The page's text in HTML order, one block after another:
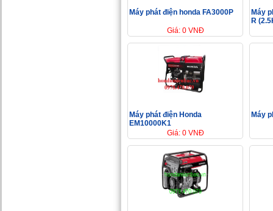
Máy phát điện honda FA3000P
Giá: 0 VNĐ
Máy
R
Máy phát điện Honda
EM10000K1
Giá: 0 VNĐ
Máy